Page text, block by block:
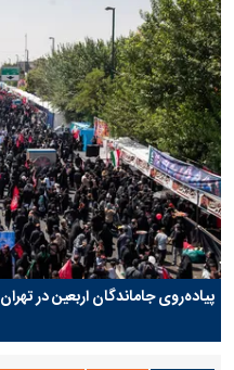
پیاده‌روی جاماندگان اربعین در تهران